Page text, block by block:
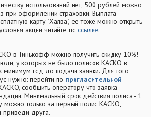
использований нет, 500 рублей можно
при оформлении страховки. Выплата
карту "Халва", ее тоже можно открыть
акции читайте по ссылке.
в Тинькофф можно получить скидку 10%!
у которых не было полисов КАСКО в
минимум год до подачи заявки. Для того
нужно: перейти по пригласительной
сообщить оператору что заявка
Минимальный срок действия полиса - 1
можно только за первый полис КАСКО,
приведи друга.